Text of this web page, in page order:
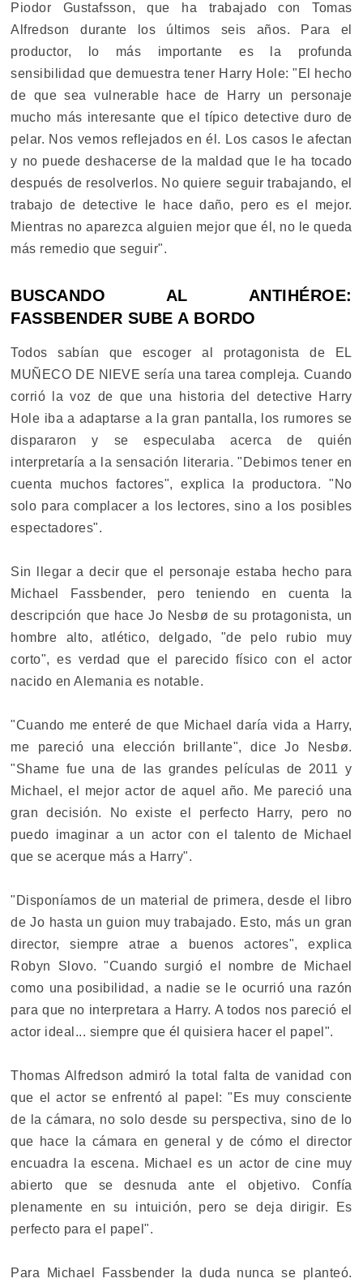
Piodor Gustafsson, que ha trabajado con Tomas
Alfredson durante los últimos seis años. Para el
productor, lo más importante es la profunda
sensibilidad que demuestra tener Harry Hole: "El hecho
de que sea vulnerable hace de Harry un personaje
mucho más interesante que el típico detective duro de
pelar. Nos vemos reflejados en él. Los casos le afectan
y no puede deshacerse de la maldad que le ha tocado
después de resolverlos. No quiere seguir trabajando, el
trabajo de detective le hace daño, pero es el mejor.
Mientras no aparezca alguien mejor que él, no le queda
más remedio que seguir".
BUSCANDO AL ANTIHÉROE:
FASSBENDER SUBE A BORDO
Todos sabían que escoger al protagonista de EL
MUÑECO DE NIEVE sería una tarea compleja. Cuando
corrió la voz de que una historia del detective Harry
Hole iba a adaptarse a la gran pantalla, los rumores se
dispararon y se especulaba acerca de quién
interpretaría a la sensación literaria. "Debimos tener en
cuenta muchos factores", explica la productora. "No
solo para complacer a los lectores, sino a los posibles
espectadores".
Sin llegar a decir que el personaje estaba hecho para
Michael Fassbender, pero teniendo en cuenta la
descripción que hace Jo Nesbø de su protagonista, un
hombre alto, atlético, delgado, "de pelo rubio muy
corto", es verdad que el parecido físico con el actor
nacido en Alemania es notable.
"Cuando me enteré de que Michael daría vida a Harry,
me pareció una elección brillante", dice Jo Nesbø.
"Shame fue una de las grandes películas de 2011 y
Michael, el mejor actor de aquel año. Me pareció una
gran decisión. No existe el perfecto Harry, pero no
puedo imaginar a un actor con el talento de Michael
que se acerque más a Harry".
"Disponíamos de un material de primera, desde el libro
de Jo hasta un guion muy trabajado. Esto, más un gran
director, siempre atrae a buenos actores", explica
Robyn Slovo. "Cuando surgió el nombre de Michael
como una posibilidad, a nadie se le ocurrió una razón
para que no interpretara a Harry. A todos nos pareció el
actor ideal... siempre que él quisiera hacer el papel".
Thomas Alfredson admiró la total falta de vanidad con
que el actor se enfrentó al papel: "Es muy consciente
de la cámara, no solo desde su perspectiva, sino de lo
que hace la cámara en general y de cómo el director
encuadra la escena. Michael es un actor de cine muy
abierto que se desnuda ante el objetivo. Confía
plenamente en su intuición, pero se deja dirigir. Es
perfecto para el papel".
Para Michael Fassbender la duda nunca se planteó.